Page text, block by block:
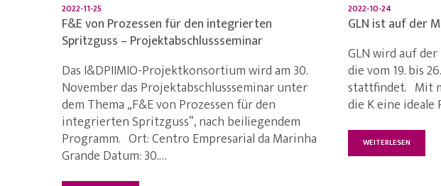
2022-11-25
F&E von Prozessen für den integrierten
Spritzguss – Projektabschlussseminar
Das I&DPIIMIO-Projektkonsortium wird am 30.
November das Projektabschlussseminar unter
dem Thema „F&E von Prozessen für den
integrierten Spritzguss“, nach beiliegendem
Programm. Ort: Centro Empresarial da Marinha
Grande Datum: 30.…
2022-10-24
GLN ist auf der
GLN wird auf
die vom 19. bis
stattfindet. Mit
die K eine
WEITERLESEN